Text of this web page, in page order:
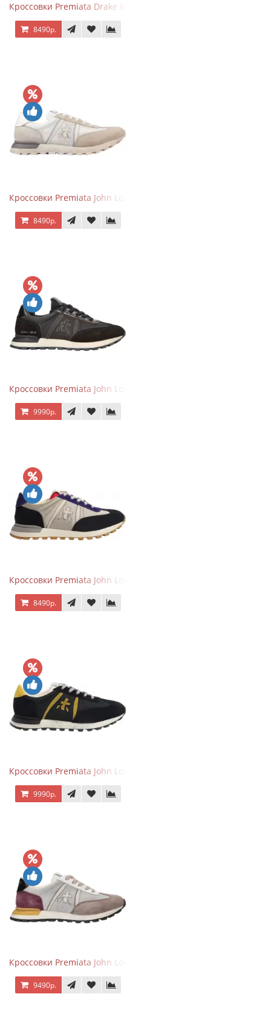
Кроссовки Premiata Drake Multi
8490р.
Кроссовки Premiata John Low Beige
8490р.
Кроссовки Premiata John Low черные
9990р.
Кроссовки Premiata John Low черные с серым
8490р.
Кроссовки Premiata John Low черные с желтым
9990р.
Кроссовки Premiata John Low Gray Brown Purple
9490р.